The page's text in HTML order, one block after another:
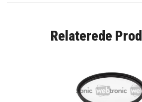
Relaterede